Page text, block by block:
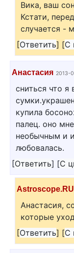
Вика, ваш
Кстати,
случается -
[Ответить] [С
Анастасия 2013-
сниться что я
купила
палец. оно
необычным и
любовалась.
[Ответить] [С
Astroscope.RU
Анастасия,
которые
[Ответить] [С